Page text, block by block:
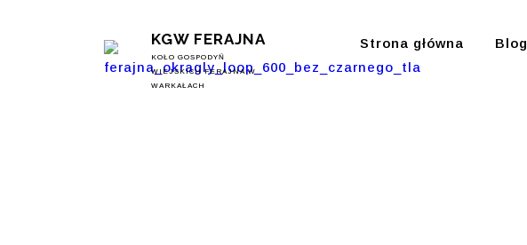
KGW FERAJNA
KOŁO GOSPODYŃ
WIEJSKICH FERAJNA W
WARKAŁACH
Strona główna Blog